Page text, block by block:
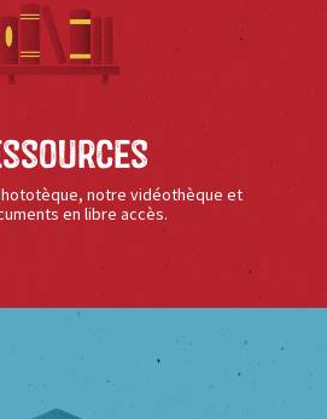
notre vidéothèque et
en libre accès.